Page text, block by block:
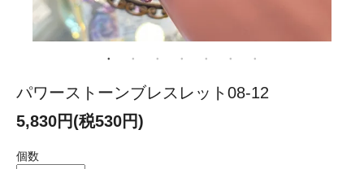
パワーストーンブレスレット08-12
5,830円(税530円)
個数